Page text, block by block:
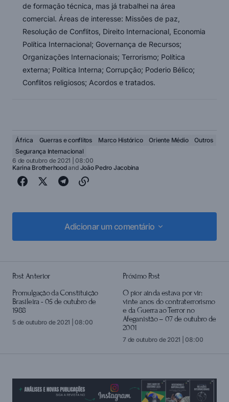
de formação técnica, mas já trabalhei na área
comercial. Áreas de interesse: Missões de paz,
Resolução de Conflitos, Direito Internacional, Economia
Política Internacional; Governança de Recursos;
Organizações Internacionais; Terrorismo; Política
externa; Política Interna; Corrupção; Poderio Bélico;
Conflitos religiosos; Acordos e tratados.
África Guerras e conflitos Marco Histórico Oriente Médio
Outros
Segurança Internacional
6 de outubro de 2021 | 08:00
Karina Brotherhoodand João Pedro Jacobina
Adicionar um comentário
Adicionar um comentário
Post Anterior
Promulgação da Constituição
Brasileira - 05 de outubro de
1988
5 de outubro de 2021 | 08:00
Próximo Post
O pior ainda estava por vir:
vinte anos do contraterrorismo
e da Guerra ao Terror no
Afeganistão – 07 de outubro de
2001
7 de outubro de 2021 | 08:00